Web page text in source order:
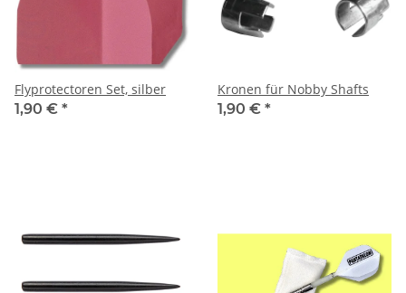
Flyprotectoren Set, silber
1,90 € *
Kronen für Nobby Shafts
1,90 € *